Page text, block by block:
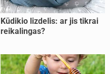
Kūdikio lizdelis: ar jis tikrai
reikalingas?